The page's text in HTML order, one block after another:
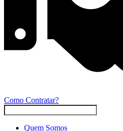
Como Contratar?
Quem Somos